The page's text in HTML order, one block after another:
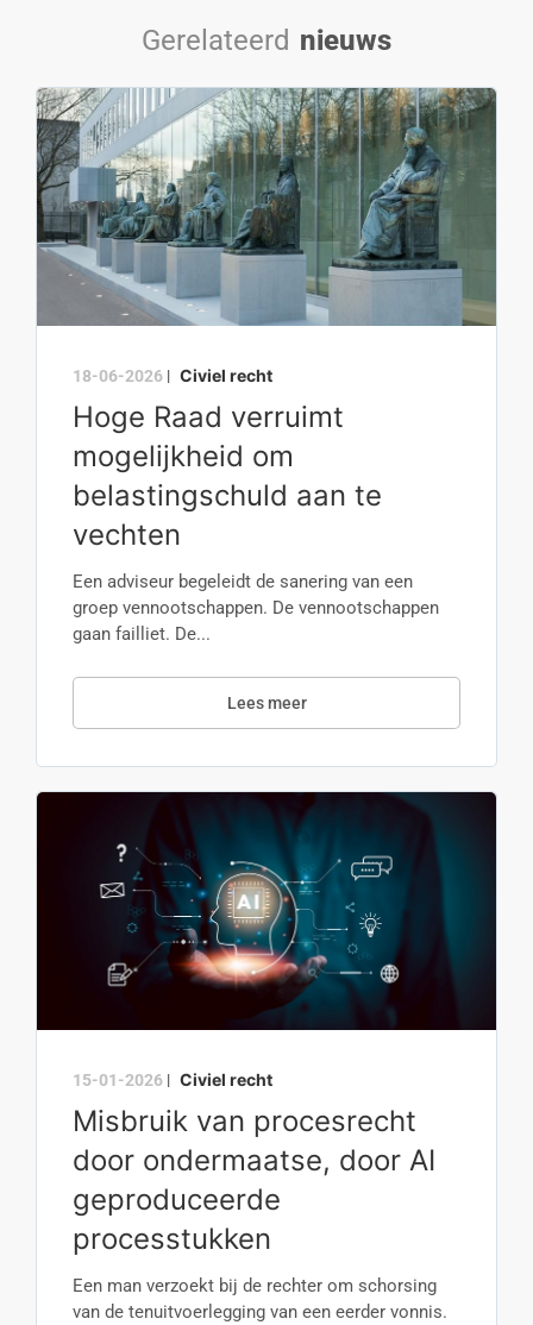
Gerelateerd nieuws
18-06-2026 | Civiel recht
Hoge Raad verruimt
mogelijkheid om
belastingschuld aan te
vechten
Een adviseur begeleidt de sanering van een
groep vennootschappen. De vennootschappen
gaan failliet. De...
Lees meer
15-01-2026 | Civiel recht
Misbruik van procesrecht
door ondermaatse, door AI
geproduceerde
processtukken
Een man verzoekt bij de rechter om schorsing
van de tenuitvoerlegging van een eerder vonnis.